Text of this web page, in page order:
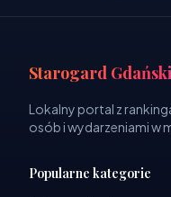
Starogard Gdański
Lokalny portal z
osób i wydarzeniami w
Popularne kategorie